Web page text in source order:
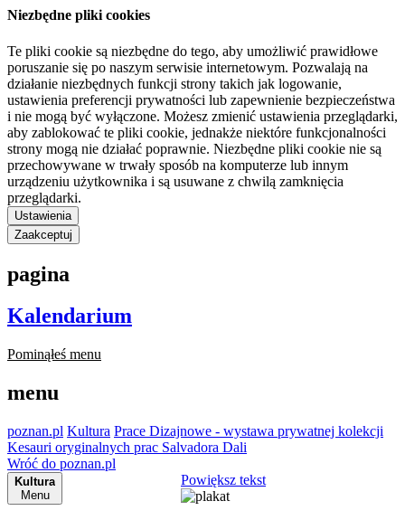
Niezbędne pliki cookies
Te pliki cookie są niezbędne do tego, aby umożliwić prawidłowe
poruszanie się po naszym serwisie internetowym. Pozwalają na
działanie niezbędnych funkcji strony takich jak logowanie,
ustawienia preferencji prywatności lub zapewnienie bezpieczeństwa
i nie mogą być wyłączone. Możesz zmienić ustawienia przeglądarki,
aby zablokować te pliki cookie, jednakże niektóre funkcjonalności
strony mogą nie działać poprawnie. Niezbędne pliki cookie nie są
przechowywane w trwały sposób na komputerze lub innym
urządzeniu użytkownika i są usuwane z chwilą zamknięcia
przeglądarki.
Ustawienia
Zaakceptuj
pagina
Kalendarium
Pominąłeś menu
menu
poznan.pl Kultura Prace Dizajnowe - wystawa prywatnej kolekcji
Kesauri oryginalnych prac Salvadora Dali
Wróć do poznan.pl
Kultura
Menu
Powiększ tekst